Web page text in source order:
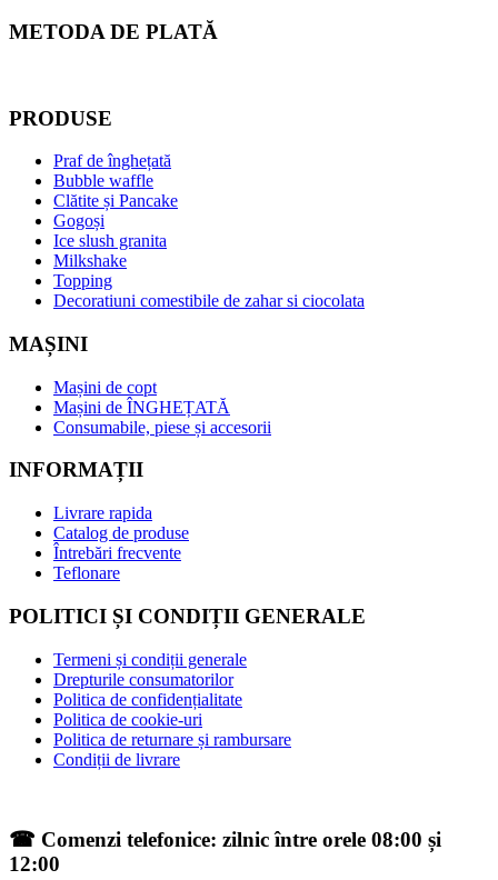
METODA DE PLATĂ
PRODUSE
Praf de înghețată
Bubble waffle
Clătite și Pancake
Gogoși
Ice slush granita
Milkshake
Topping
Decoratiuni comestibile de zahar si ciocolata
MAȘINI
Mașini de copt
Mașini de ÎNGHEȚATĂ
Consumabile, piese și accesorii
INFORMAȚII
Livrare rapida
Catalog de produse
Întrebări frecvente
Teflonare
POLITICI ȘI CONDIȚII GENERALE
Termeni și condiții generale
Drepturile consumatorilor
Politica de confidențialitate
Politica de cookie-uri
Politica de returnare și rambursare
Condiții de livrare
☎ Comenzi telefonice: zilnic între orele 08:00 și
12:00